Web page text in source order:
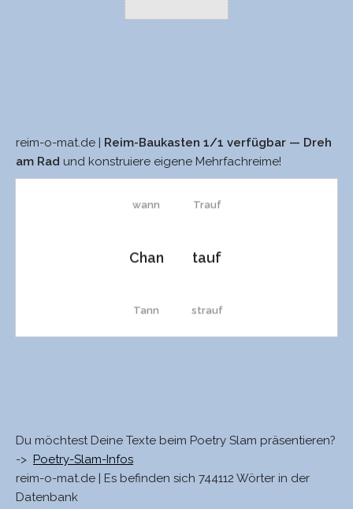
reim-o-mat.de |
Reim-Baukasten 1/1 verfügbar — Dreh
am Rad und konstruiere eigene Mehrfachreime!
wann
Chan
Tann
Spann
Trauf
tauf
strauf
Du möchtest Deine Texte beim Poetry Slam präsentieren?
-> Poetry-Slam-Infos
reim-o-mat.de | Es befinden sich 744112 Wörter in der
Datenbank